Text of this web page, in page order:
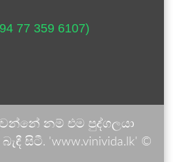
77 359 6107)
නම් එම පුද්ගලයා
'www.vinivida.lk' ©